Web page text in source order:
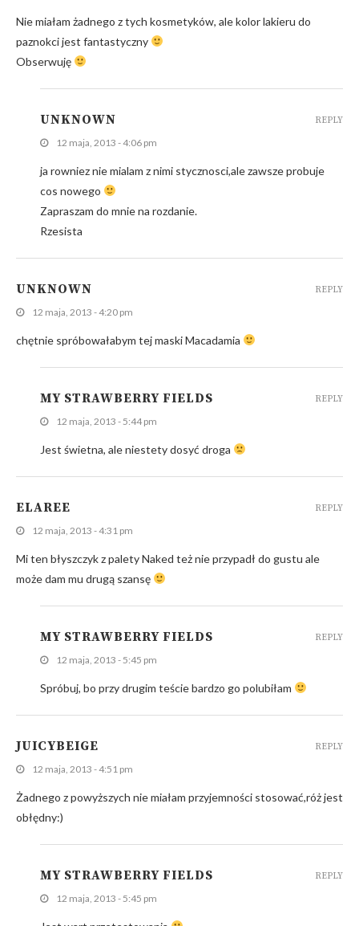
Nie miałam żadnego z tych kosmetyków, ale kolor lakieru do
paznokci jest fantastyczny
Obserwuję
UNKNOWN
12 maja, 2013 - 4:06 pm
ja rowniez nie mialam z nimi stycznosci,ale zawsze probuje
cos nowego
Zapraszam do mnie na rozdanie.
Rzesista
REPLY
UNKNOWN
12 maja, 2013 - 4:20 pm
chętnie spróbowałabym tej maski Macadamia
REPLY
MY STRAWBERRY FIELDS
12 maja, 2013 - 5:44 pm
Jest świetna, ale niestety dosyć droga
REPLY
ELAREE
12 maja, 2013 - 4:31 pm
Mi ten błyszczyk z palety Naked też nie przypadł do gustu ale
może dam mu drugą szansę
REPLY
MY STRAWBERRY FIELDS
12 maja, 2013 - 5:45 pm
Spróbuj, bo przy drugim teście bardzo go polubiłam
REPLY
JUICYBEIGE
12 maja, 2013 - 4:51 pm
Żadnego z powyższych nie miałam przyjemności stosować,róż jest
obłędny:)
REPLY
MY STRAWBERRY FIELDS
12 maja, 2013 - 5:45 pm
REPLY